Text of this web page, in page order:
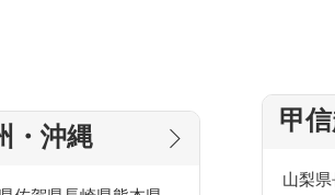
・沖縄
甲
山梨県
気の求人はこちらから！